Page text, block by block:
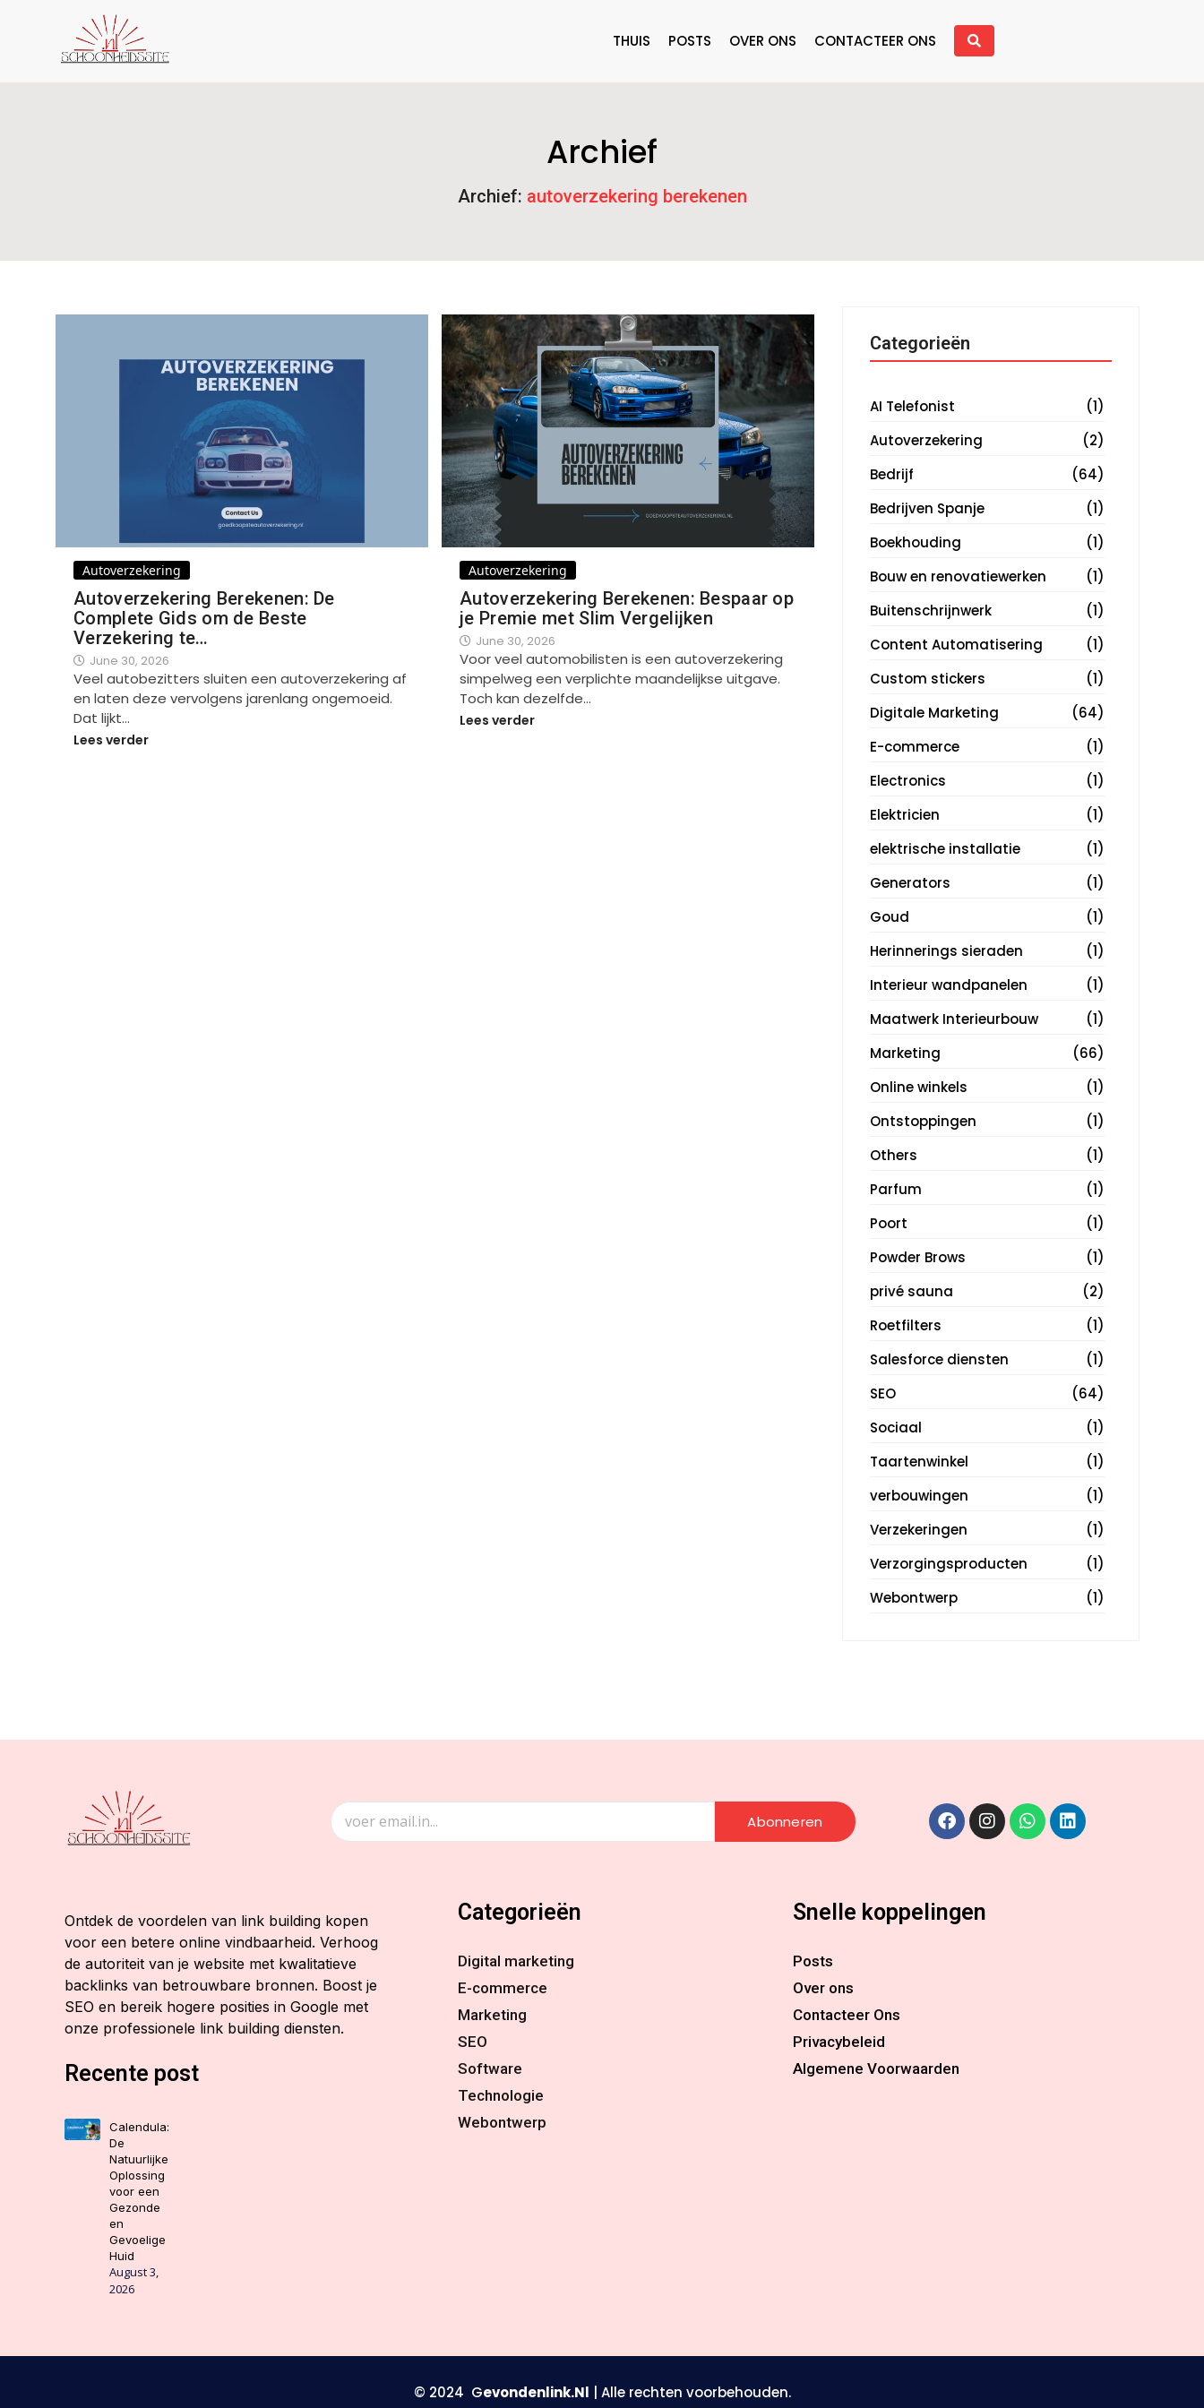
THUIS POSTS OVER ONS CONTACTEER ONS
Archief
Archief: autoverzekering berekenen
Autoverzekering
Autoverzekering Berekenen: De
Complete Gids om de Beste
Verzekering te…
June 30, 2026
Veel autobezitters sluiten een autoverzekering af
en laten deze vervolgens jarenlang ongemoeid.
Dat lijkt…
Lees verder
Autoverzekering
Autoverzekering Berekenen: Bespaar op
je Premie met Slim Vergelijken
June 30, 2026
Voor veel automobilisten is een autoverzekering
simpelweg een verplichte maandelijkse uitgave.
Toch kan dezelfde…
Lees verder
Categorieën
AI Telefonist
(1)
Autoverzekering
(2)
Bedrijf
(64)
Bedrijven Spanje
(1)
Boekhouding
(1)
Bouw en renovatiewerken
(1)
Buitenschrijnwerk
(1)
Content Automatisering
(1)
Custom stickers
(1)
Digitale Marketing
(64)
E-commerce
(1)
Electronics
(1)
Elektricien
(1)
elektrische installatie
(1)
Generators
(1)
Goud
(1)
Herinnerings sieraden
(1)
Interieur wandpanelen
(1)
Maatwerk Interieurbouw
(1)
Marketing
(66)
Online winkels
(1)
Ontstoppingen
(1)
Others
(1)
Parfum
(1)
Poort
(1)
Powder Brows
(1)
privé sauna
(2)
Roetfilters
(1)
Salesforce diensten
(1)
SEO
(64)
Sociaal
(1)
Taartenwinkel
(1)
verbouwingen
(1)
Verzekeringen
(1)
Verzorgingsproducten
(1)
Webontwerp
(1)
Abonneren
Ontdek de voordelen van link building kopen
voor een betere online vindbaarheid. Verhoog
de autoriteit van je website met kwalitatieve
backlinks van betrouwbare bronnen. Boost je
SEO en bereik hogere posities in Google met
onze professionele link building diensten.
Recente post
Calendula:
De
Natuurlijke
Oplossing
voor een
Gezonde
en
Gevoelige
Huid
August 3,
2026
Categorieën
Digital marketing
E-commerce
Marketing
SEO
Software
Technologie
Webontwerp
Snelle koppelingen
Posts
Over ons
Contacteer Ons
Privacybeleid
Algemene Voorwaarden
© 2024 Gevondenlink.Nl | Alle rechten voorbehouden.